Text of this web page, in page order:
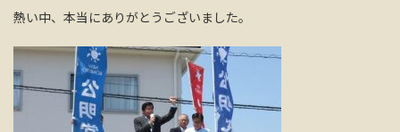
熱い中、本当にありがとうございました。